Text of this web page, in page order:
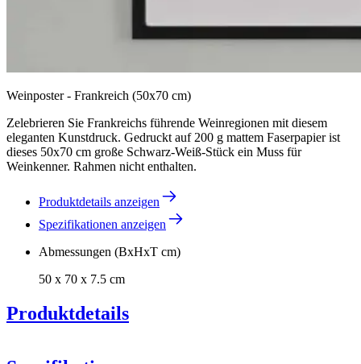
Weinposter - Frankreich (50x70 cm)
Zelebrieren Sie Frankreichs führende Weinregionen mit diesem
eleganten Kunstdruck. Gedruckt auf 200 g mattem Faserpapier ist
dieses 50x70 cm große Schwarz-Weiß-Stück ein Muss für
Weinkenner. Rahmen nicht enthalten.
Produktdetails anzeigen
Spezifikationen anzeigen
Abmessungen (BxHxT cm)
50 x 70 x 7.5 cm
Produktdetails